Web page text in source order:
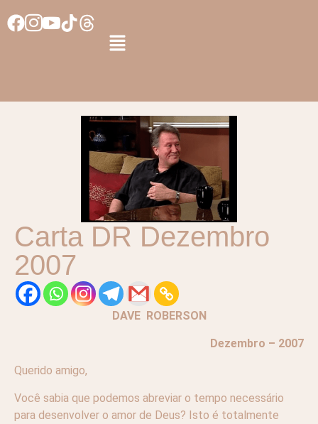
Carta DR Dezembro
2007
DAVE ROBERSON
Dezembro – 2007
Querido amigo,
Você sabia que podemos abreviar o tempo necessário
para desenvolver o amor de Deus? Isto é totalmente